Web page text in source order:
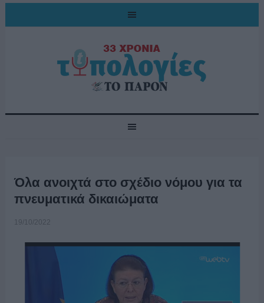
Όλα ανοιχτά στο σχέδιο νόμου για τα
πνευματικά δικαιώματα
19/10/2022